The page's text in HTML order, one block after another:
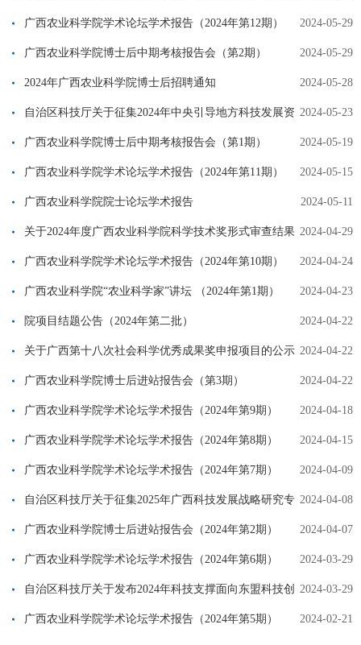
题的通知 2024-05-29
广西农业科学院学术论坛学术报告（2024年第12期）
2024-05-29
广西农业科学院博士后中期考核报告会（第2期）
2024-05-28
2024年广西农业科学院博士后招聘通知
2024-05-23
自治区科技厅关于征集2024年中央引导地方科技发展资
金项目的通知（桂科发〔2024〕56号） 2024-05-19
广西农业科学院博士后中期考核报告会（第1期）
2024-05-15
广西农业科学院学术论坛学术报告（2024年第11期）
2024-05-11
广西农业科学院院士论坛学术报告
2024-04-29
关于2024年度广西农业科学院科学技术奖形式审查结果
的公示（公示已结束） 2024-04-24
广西农业科学院学术论坛学术报告（2024年第10期）
2024-04-23
广西农业科学院“农业科学家”讲坛 （2024年第1期）
2024-04-22
院项目结题公告（2024年第二批）
2024-04-22
关于广西第十八次社会科学优秀成果奖申报项目的公示
（公示已结束） 2024-04-22
广西农业科学院博士后进站报告会（第3期）
2024-04-18
广西农业科学院学术论坛学术报告（2024年第9期）
2024-04-15
广西农业科学院学术论坛学术报告（2024年第8期）
2024-04-09
广西农业科学院学术论坛学术报告（2024年第7期）
2024-04-08
自治区科技厅关于征集2025年广西科技发展战略研究专
项课题选题建议的通知（桂科发〔2024〕2号） 2024-04-07
广西农业科学院博士后进站报告会（2024年第2期）
2024-03-29
广西农业科学院学术论坛学术报告（2024年第6期）
2024-03-29
自治区科技厅关于发布2024年科技支撑面向东盟科技创
新合作区建设和科技支撑防城港国际医学开放试验区建设项目申报
2024-02-21
广西农业科学院学术论坛学术报告（2024年第5期）